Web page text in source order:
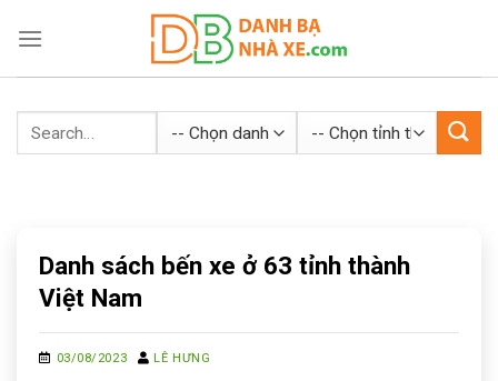
Danh sách bến xe ở 63 tỉnh thành
Việt Nam
03/08/2023 LÊ HƯNG